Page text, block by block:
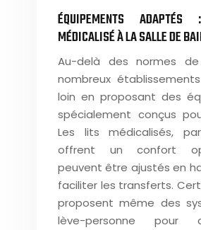
ÉQUIPEMENTS
MÉDICALISÉ À LA SALLE DE
Au-delà des normes
nombreux
loin en proposant des
spécialement conçus
Les lits médicalisés,
offrent un confort
peuvent être ajustés en
faciliter les transferts.
proposent même des
lève-personne pour